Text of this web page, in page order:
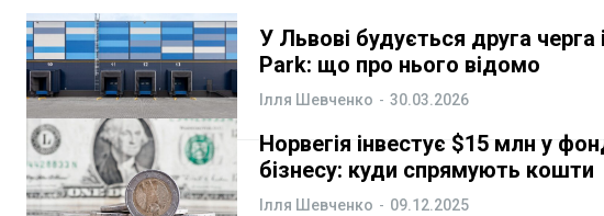
Криптовалюта
Робота і освіта
Публікації
ФОП
Криптовалюта
Робота і освіта
Публікації
ФОП
У Львові будується друга
Park: що про нього відомо
Ілля Шевченко - 30.03.2026
Норвегія інвестує $15 млн у
бізнесу: куди спрямують кошти
Ілля Шевченко - 09.12.2025